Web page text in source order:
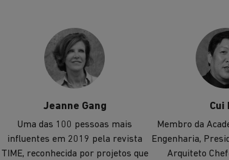
Jeanne Gang
Uma das 100 pessoas mais
influentes em 2019 pela revista
TIME, reconhecida por projetos que
Cui
Membro da
Engenharia,
Arquiteto